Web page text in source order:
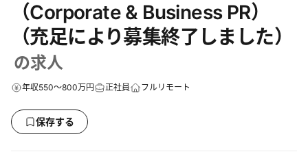
（Corporate & Business PR）
（充足により募集終了しました）
の求人
年収550～800万円 正社員 フルリモート
保存する